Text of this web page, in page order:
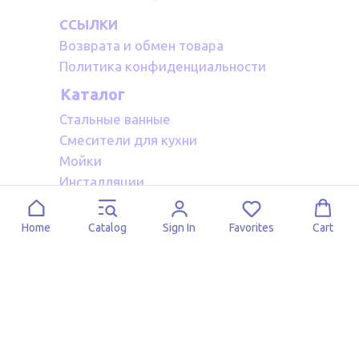
Home Catalog Sign In Favorites Cart
ССЫЛКИ
Возврата и обмен товара
Политика конфиденциальности
Каталог
Стальные ванные
Смесители для кухни
Мойки
Инсталляции
Акриловые ванные
Полотенцесушители водяные